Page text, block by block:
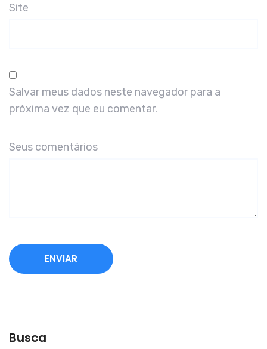
Site
Salvar meus dados neste navegador para a
próxima vez que eu comentar.
Seus comentários
e
Busca